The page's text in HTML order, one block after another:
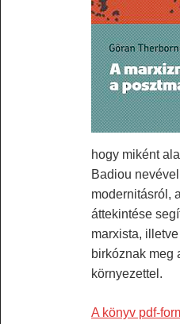
hogy miként
Badiou
modernitásról,
áttekintése
marxista,
birkóznak meg
környezettel.
A könyv pdf-